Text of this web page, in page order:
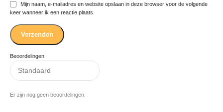
Beoordelingen
Er zijn nog geen beoordelingen.
Mijn naam, e-mailadres en website opslaan in deze browser voor de volgende
keer wanneer ik een reactie plaats.